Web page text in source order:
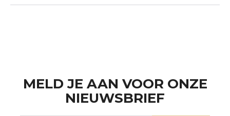
MELD JE AAN VOOR ONZE
NIEUWSBRIEF